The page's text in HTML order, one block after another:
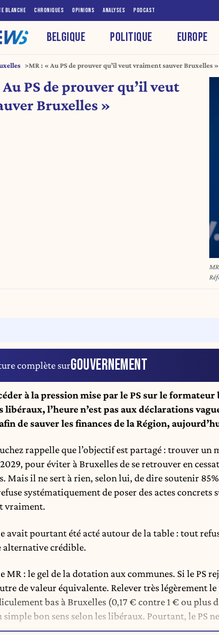
BLANCHE CHRONIQUES OPINIONS ANALYSES PODCAST
BELGIQUE POLITIQUE EUROPE
MR : « Au PS de prouver qu’il veut vraiment sauver Bruxelles »
PS de prouver qu’il veut
Bruxelles »
in
complète surGOUVERNEMENT
à la pression mise par le PS sur le
l’heure n’est pas aux déclarations
de sauver les finances de la Région,
rappelle que l’objectif est partagé : trouver un
pour éviter à Bruxelles de se retrouver en
Mais il ne sert à rien, selon lui, de dire soutenir
systématiquement de poser des actes concrets
vraiment.
avait pourtant été acté autour de la table : tout
alternative crédible.
MR : le gel de la dotation aux communes. Si le PS
de valeur équivalente. Relever très légèrement
bas à Bruxelles (0,17 € contre 1 € ou plus
bon sens selon les libéraux. Pourtant, le PS